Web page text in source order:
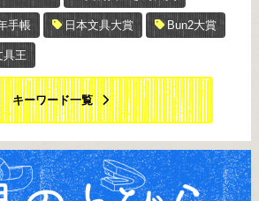
手帳 日本文具大賞 Bun2大賞
具王
キーワード一覧